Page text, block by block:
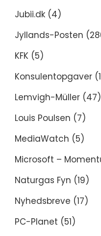
Jubii.dk (4)
Jyllands-Posten
KFK (5)
Konsulentopgaver
Lemvigh-Müller (47)
Louis Poulsen (7)
MediaWatch (5)
Microsoft –
Naturgas Fyn (19)
Nyhedsbreve (17)
PC-Planet (51)